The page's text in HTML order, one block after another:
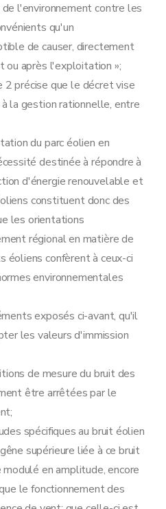
l'environnement contre les
qu'un
de causer, directement
ou après l'exploitation »;
2 précise que le décret vise
la gestion rationnelle, entre
du parc éolien en
destinée à répondre à
d'énergie renouvelable et
constituent donc des
les orientations
régional en matière de
confèrent à ceux-ci
environnementales
exposés ci-avant, qu'il
les valeurs d'immission
de mesure du bruit des
être arrêtées par le
spécifiques au bruit éolien
supérieure liée à ce bruit
en amplitude, encore
le fonctionnement des